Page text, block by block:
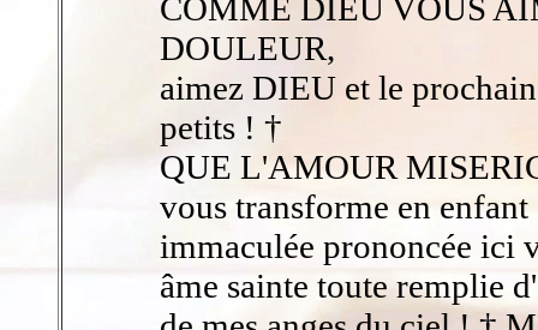
COMME DIEU VOUS
DOULEUR,
aimez DIEU et le
petits ! †
QUE L'AMOUR
vous transforme en
immaculée prononcée ici
âme sainte toute remplie